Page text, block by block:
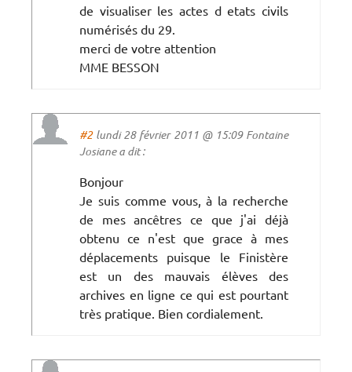
de visualiser les actes d etats civils
numérisés du 29.
merci de votre attention
MME BESSON
#2lundi 28 février 2011 @ 15:09 Fontaine
Josiane a dit :
Bonjour
Je suis comme vous, à la recherche
de mes ancêtres ce que j'ai déjà
obtenu ce n'est que grace à mes
déplacements puisque le Finistère
est un des mauvais élèves des
archives en ligne ce qui est pourtant
très pratique. Bien cordialement.